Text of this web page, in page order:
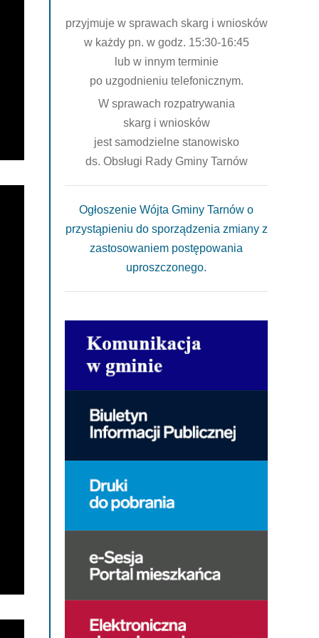
przyjmuje w sprawach skarg i wniosków
w każdy pn. w godz. 15:30-16:45
lub w innym terminie
po uzgodnieniu telefonicznym.
W sprawach rozpatrywania
skarg i wniosków
jest samodzielne stanowisko
ds. Obsługi Rady Gminy Tarnów
Ogłoszenie Wójta Gminy Tarnów o
przystąpieniu do sporządzenia zmiany z
zastosowaniem postępowania
uproszczonego.